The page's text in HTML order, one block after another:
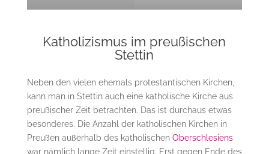
Katholizismus im preußischen
Stettin
Neben den vielen ehemals protestantischen Kirchen,
kann man in Stettin auch eine katholische Kirche aus
preußischer Zeit betrachten. Das ist durchaus etwas
besonderes. Die Anzahl der katholischen Kirchen in
Preußen außerhalb des katholischen Oberschlesiens
war nämlich lange Zeit einstellig. Erst gegen Ende des